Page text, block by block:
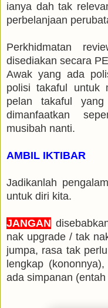
ianya dah tak
perbelanjaan
Perkhidmatan
disediakan secara
Awak yang ada
polisi takaful untuk
pelan takaful
dimanfaatkan
musibah nanti.
AMBIL IKTIBAR
Jadikanlah
untuk diri kita.
JANGAN
nak upgrade / tak
jumpa, rasa tak
lengkap
ada simpanan